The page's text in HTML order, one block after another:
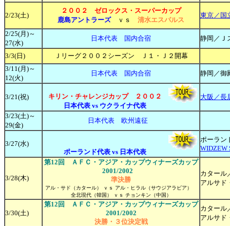
2/23(土)
２００２ ゼロックス・スーパーカップ
鹿島アントラーズｖｓ 清水エスパルス
東京／国
2/25(月)～
27(水)
日本代表 国内合宿 静岡／Ｊ
3/3(日)
Ｊリーグ２００２シーズン Ｊ１・Ｊ２開幕
3/11(月)～
12(火)
日本代表 国内合宿 静岡／御
3/21(祝)
キリン・チャレンジカップ ２００２
日本代表 vs ウクライナ代表
大阪／長
3/23(土)～
29(金)
日本代表 欧州遠征
3/27(水)
ポーランド代表 vs 日本代表
ポーラン
WIDZEW
3/28(木)
第12回 ＡＦＣ・アジア・カップウィナーズカップ
2001/2002
準決勝
アル・サド（カタール） ｖｓ アル・ヒラル（サウジアラビア）
全北現代（韓国） ｖｓ チョンキン（中国）
カタール
アルサド
3/30(土)
第12回 ＡＦＣ・アジア・カップウィナーズカップ
2001/2002
決勝・３位決定戦
カタール
アルサド